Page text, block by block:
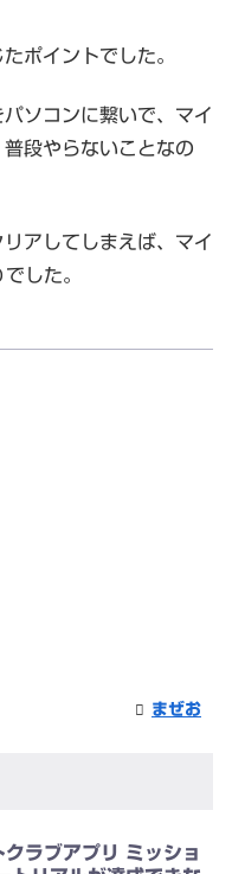
ポイントでした。
ソコンに繋いで、マイ
段やらないことなの
アしてしまえば、マイ
した。
まぜお
ラブアプリ ミッショ